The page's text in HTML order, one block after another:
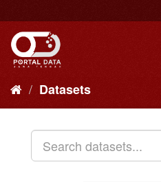
to
content
Datasets